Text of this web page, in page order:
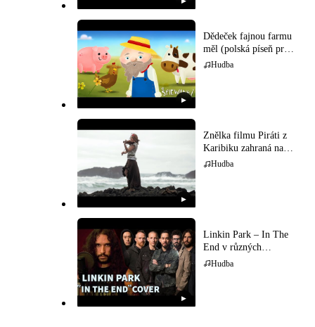
▶
Dědeček fajnou farmu
měl (polská píseň pro
děti)
Hudba
▶
Znělka filmu Piráti z
Karibiku zahraná na
houslech
Hudba
▶
Linkin Park – In The
End v různých
hudebních stylech
Hudba